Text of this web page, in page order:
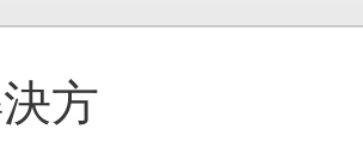
方